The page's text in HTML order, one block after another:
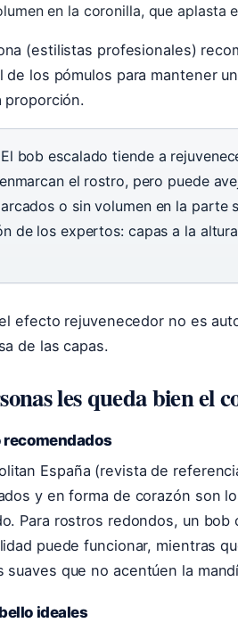
en la coronilla, que aplasta
(estilistas profesionales)
de los pómulos para mantener
proporción.
El bob escalado tiende a
el rostro, pero puede
o sin volumen en la parte
de los expertos: capas a la
efecto rejuvenecedor no es
de las capas.
les queda bien el
España (revista de
y en forma de corazón son
Para rostros redondos, un bob
puede funcionar, mientras
suaves que no acentúen la
ideales